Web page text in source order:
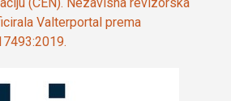
Valterportal prema